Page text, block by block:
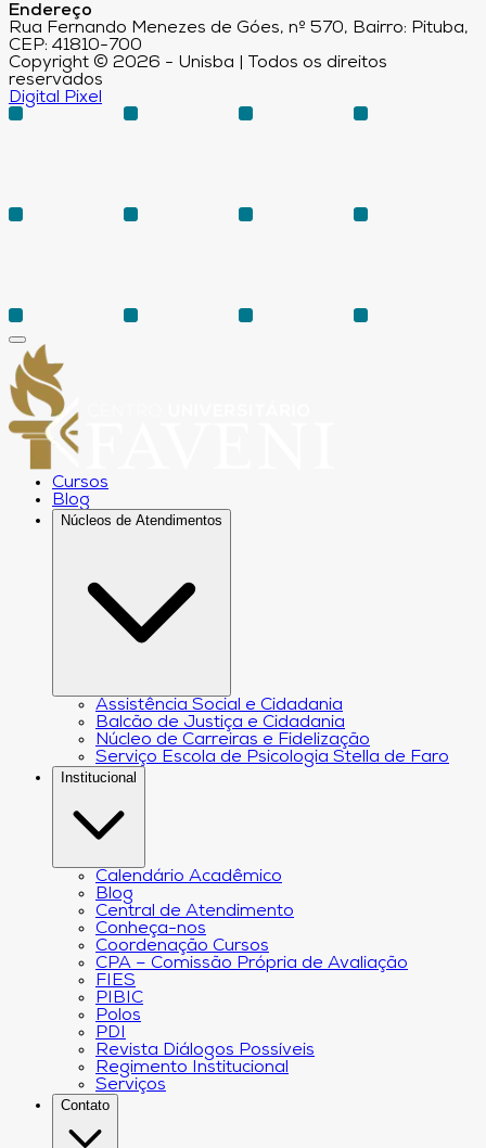
Endereço
Rua Fernando Menezes de Góes, nº 570, Bairro: Pituba,
CEP: 41810-700
Copyright © 2026 - Unisba | Todos os direitos
reservados
Digital Pixel
Cursos
Blog
Núcleos de Atendimentos
Assistência Social e Cidadania
Balcão de Justiça e Cidadania
Núcleo de Carreiras e Fidelização
Serviço Escola de Psicologia Stella de Faro
Institucional
Calendário Acadêmico
Blog
Central de Atendimento
Conheça-nos
Coordenação Cursos
CPA – Comissão Própria de Avaliação
FIES
PIBIC
Polos
PDI
Revista Diálogos Possíveis
Regimento Institucional
Serviços
Contato